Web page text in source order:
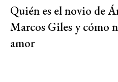
Quién es el novio de
Marcos Giles y cómo
amor